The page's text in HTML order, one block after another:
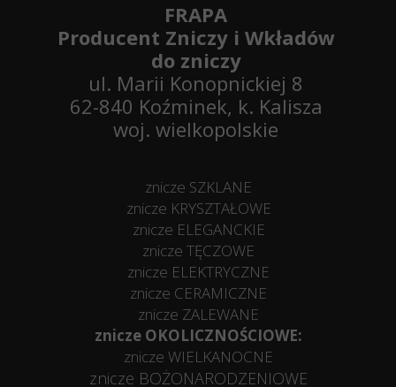
FRAPA
Producent Zniczy i Wkładów
do zniczy
ul. Marii Konopnickiej 8
62-840 Koźminek, k. Kalisza
woj. wielkopolskie
znicze SZKLANE
znicze KRYSZTAŁOWE
znicze ELEGANCKIE
znicze TĘCZOWE
znicze ELEKTRYCZNE
znicze CERAMICZNE
znicze ZALEWANE
znicze OKOLICZNOŚCIOWE:
znicze WIELKANOCNE
znicze BOŻONARODZENIOWE